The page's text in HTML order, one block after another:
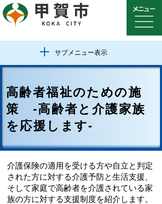
サブメニュー表示
高齢者福祉のための施
策 -高齢者と介護家族
を応援します-
介護保険の適用を受ける方や自立と判定
された方に対する介護予防と生活支援、
そして家庭で高齢者を介護されている家
族の方に対する支援制度を紹介します。